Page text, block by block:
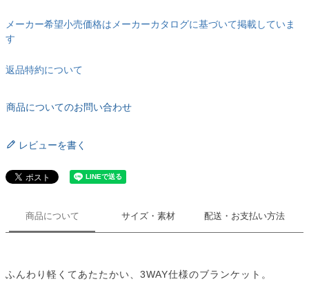
メーカー希望小売価格はメーカーカタログに基づいて掲載していま
す
返品特約について
商品についてのお問い合わせ
レビューを書く
商品について サイズ・素材 配送・お支払い方法
ふんわり軽くてあたたかい、3WAY仕様のブランケット。